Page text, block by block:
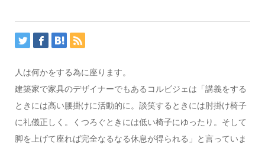
人は何かをする為に座ります。
建築家で家具のデザイナーでもあるコルビジェは「講義をする
ときには高い腰掛けに活動的に。談笑するときには肘掛け椅子
に礼儀正しく。くつろぐときには低い椅子にゆったり。そして
脚を上げて座れば完全なるなる休息が得られる」と言っていま